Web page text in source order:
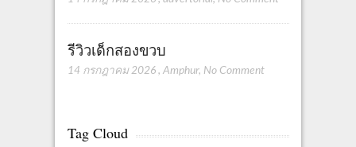
รีวิวเด็กสองขวบ
14 กรกฎาคม 2026 , Amphur, No Comment
Tag Cloud